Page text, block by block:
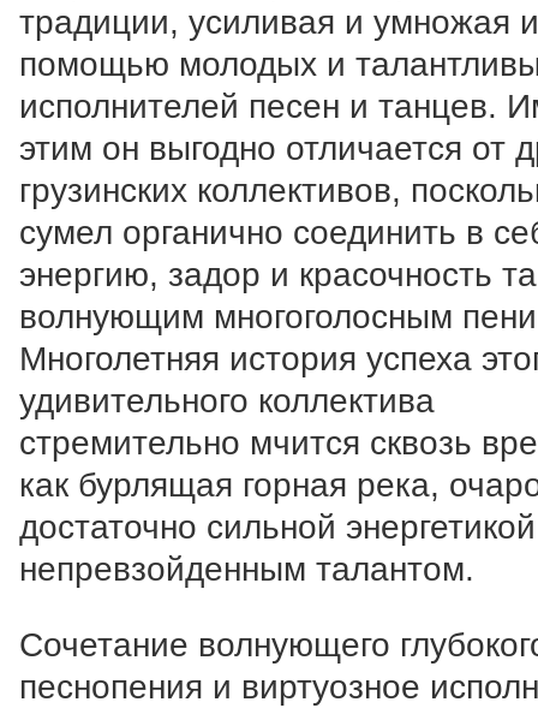
традиции, усиливая и умножая
помощью молодых и
исполнителей песен и танцев.
этим он выгодно отличается от
грузинских коллективов,
сумел органично соединить в
энергию, задор и красочность
волнующим многоголосным
Многолетняя история успеха
удивительного коллектива
стремительно мчится сквозь
как бурлящая горная река,
достаточно сильной
непревзойденным талантом.
Сочетание волнующего
песнопения и виртуозное